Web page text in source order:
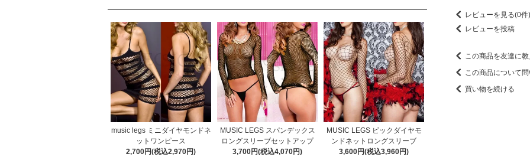
music legs ミニダイヤモンドネ
ットワンピース
2,700円(税込2,970円)
MUSIC LEGS スパンデックス
ロングスリーブセットアップ
3,700円(税込4,070円)
MUSIC LEGS ビックダイヤモ
ンドネットロングスリーブ
3,600円(税込3,960円)
レビューを見る(0件)
レビューを投稿
この商品を友達に教
この商品について
買い物を続ける